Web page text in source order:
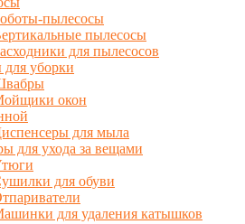
пылесосы
пылесосы
для пылесосов
для уборки
окон
для мыла
для ухода за вещами
для обуви
для удаления катышков